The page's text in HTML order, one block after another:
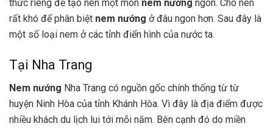
thức riêng để tạo nên một món nem nướng ngon. Cho nên
rất khó để phân biệt nem nướng ở đâu ngon hơn. Sau đây là
một số loại nem ở các tỉnh điển hình của nước ta.
Tại Nha Trang
Nem nướng Nha Trang có nguồn gốc chính thống từ từ
huyện Ninh Hòa của tỉnh Khánh Hòa. Vì đây là địa điểm được
nhiều khách du lịch lui tới mỗi năm. Bên cạnh đó do miền